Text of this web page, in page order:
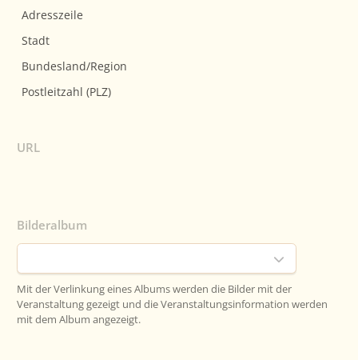
URL
Bilderalbum
Mit der Verlinkung eines Albums werden die Bilder mit der
Veranstaltung gezeigt und die Veranstaltungsinformation werden
mit dem Album angezeigt.